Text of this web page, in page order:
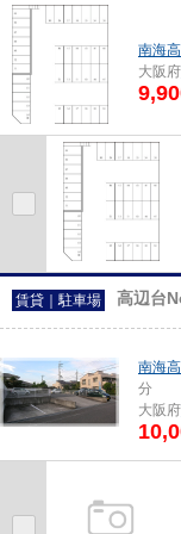
南海
大阪府
賃貸｜駐車場 高辺台
南海
分
大阪府